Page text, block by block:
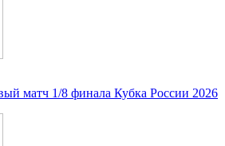
матч 1/8 финала Кубка России 2026